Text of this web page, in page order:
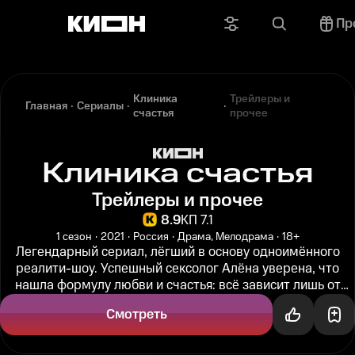
Главная Сериалы
Клиника
счастья
Трейлеры и
прочее
Клиника счастья
Трейлеры и прочее
8.9КП 7.1
1 сезон 2021 Россия Драма, Мелодрама 18+
Легендарный сериал, лёгший в основу одноимённого
реалити-шоу. Успешный сексолог Алёна уверена, что
нашла формулу любви и счастья: всё зависит лишь от
правильной дозы гормонов...
Смотреть